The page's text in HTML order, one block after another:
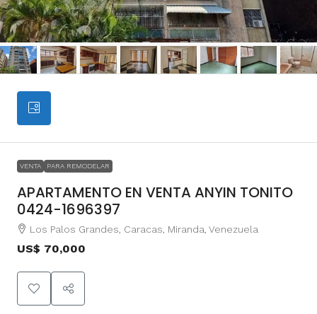
VENTA PARA REMODELAR
APARTAMENTO EN VENTA ANYIN TONITO
0424-1696397
Los Palos Grandes, Caracas, Miranda, Venezuela
US$ 70,000